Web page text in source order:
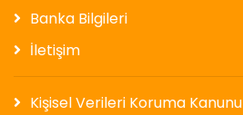
Banka Bilgileri
İletişim
Kişisel Verileri Koruma Kanunu